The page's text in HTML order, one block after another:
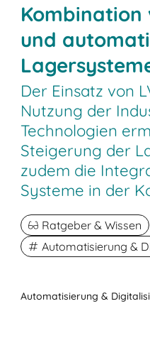
Kombination
und
Der Einsatz von
Nutzung der
Technologien
Steigerung der
zudem die
Systeme in der
Ratgeber & Wissen
Automatisierung &
Automatisierung &